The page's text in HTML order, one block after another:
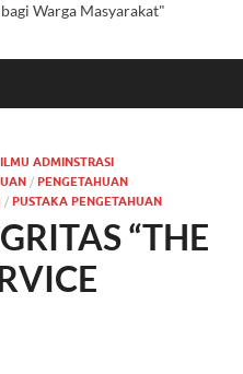
Warga Masyarakat"
ILMU ADMINSTRASI
/ PENGETAHUAN
/ PUSTAKA PENGETAHUAN
“THE